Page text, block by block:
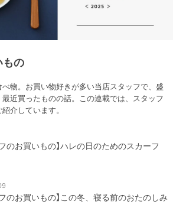
もの
物。お買い物好きが多い当店スタッフで、盛
近買ったものの話。この連載では、スタッフ
介しています。
フのお買いもの】ハレの日のためのスカーフ
フのお買いもの】この冬、寝る前のおたのしみ